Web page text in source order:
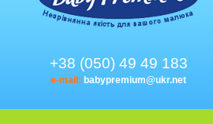
+38 (050) 49 49 183
e-mail: babypremium@ukr.net